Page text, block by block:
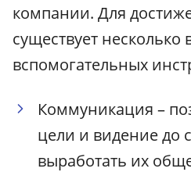
компании. Для
существует несколько
вспомогательных
Коммуникация –
цели и видение до
выработать их